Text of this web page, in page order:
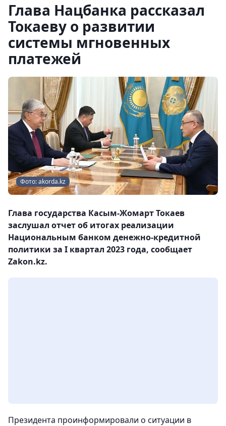
Глава Нацбанка рассказал
Токаеву о развитии
системы мгновенных
платежей
Фото: akorda.kz
Глава государства Касым-Жомарт Токаев
заслушал отчет об итогах реализации
Национальным банком денежно-кредитной
политики за I квартал 2023 года, сообщает
Zakon.kz.
Президента проинформировали о ситуации в